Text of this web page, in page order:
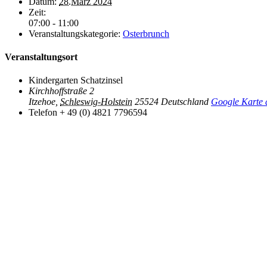
Zeit:
07:00 - 11:00
Veranstaltungskategorie: Osterbrunch
Veranstaltungsort
Kindergarten Schatzinsel
Kirchhoffstraße 2
Itzehoe, Schleswig-Holstein 25524 Deutschland Google Karte
Telefon + 49 (0) 4821 7796594